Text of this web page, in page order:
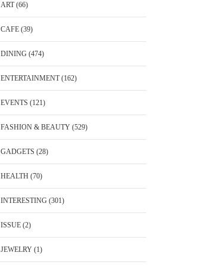
ART(66)
CAFE (39)
DINING (474)
ENTERTAINMENT(162)
EVENTS (121)
FASHION & BEAUTY (529)
GADGETS (28)
HEALTH (70)
INTERESTING (301)
ISSUE (2)
JEWELRY (1)